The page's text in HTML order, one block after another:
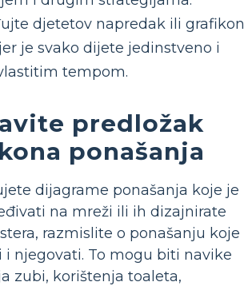
djetetov napredak ili grafikon
je svako dijete jedinstveno i
tempom.
predložak
ponašanja
dijagrame ponašanja koje je
na mreži ili ih dizajnirate
razmislite o ponašanju koje
i njegovati. To mogu biti navike
zubi, korištenja toaleta,